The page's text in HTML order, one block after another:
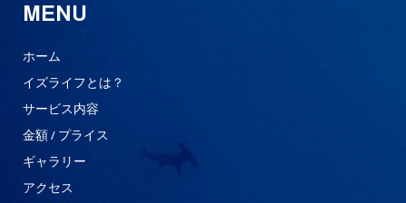
MENU
ホーム
イズライフとは？
サービス内容
金額 / プライス
ギャラリー
アクセス